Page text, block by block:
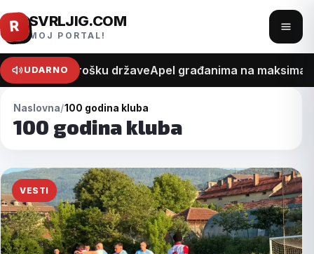
Pređi
na
sadržaj
R SVRLJIG.COM
MOJ PORTAL!
meni
UDARNO
recept o trošku državeApel građanima na
Naslovna 100 godina kluba
100 godina kluba
VESTI